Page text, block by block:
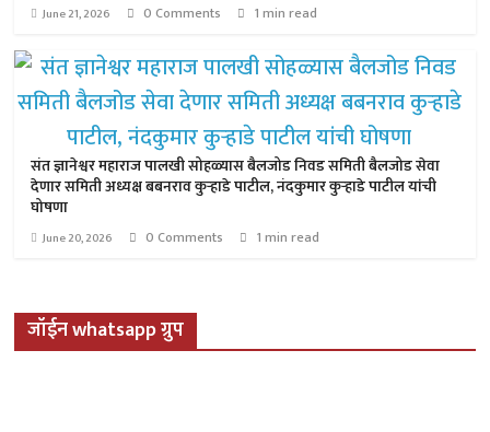
June 21, 2026 0 Comments 1 min read
संत ज्ञानेश्वर महाराज पालखी सोहळ्यास बैलजोड निवड समिती बैलजोड सेवा
देणार समिती अध्यक्ष बबनराव कुऱ्हाडे पाटील, नंदकुमार कुऱ्हाडे पाटील यांची
घोषणा
June 20, 2026 0 Comments 1 min read
जॉईन whatsapp ग्रुप